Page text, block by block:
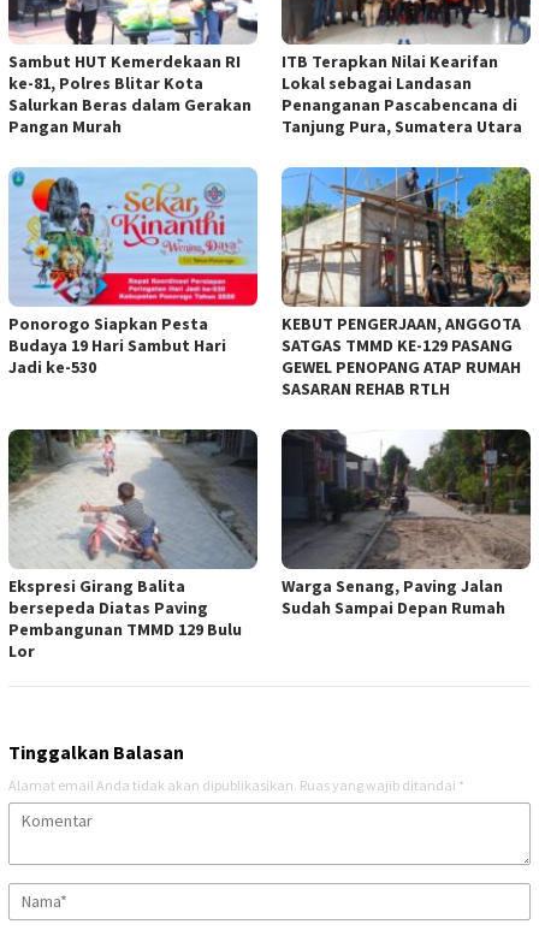
Sambut HUT Kemerdekaan RI
ke-81, Polres Blitar Kota
Salurkan Beras dalam Gerakan
Pangan Murah
ITB Terapkan Nilai Kearifan
Lokal sebagai Landasan
Penanganan Pascabencana di
Tanjung Pura, Sumatera Utara
Ponorogo Siapkan Pesta
Budaya 19 Hari Sambut Hari
Jadi ke-530
KEBUT PENGERJAAN, ANGGOTA
SATGAS TMMD KE-129 PASANG
GEWEL PENOPANG ATAP RUMAH
SASARAN REHAB RTLH
Ekspresi Girang Balita
bersepeda Diatas Paving
Pembangunan TMMD 129 Bulu
Lor
Warga Senang, Paving Jalan
Sudah Sampai Depan Rumah
Tinggalkan Balasan
Alamat email Anda tidak akan dipublikasikan. Ruas yang wajib ditandai *